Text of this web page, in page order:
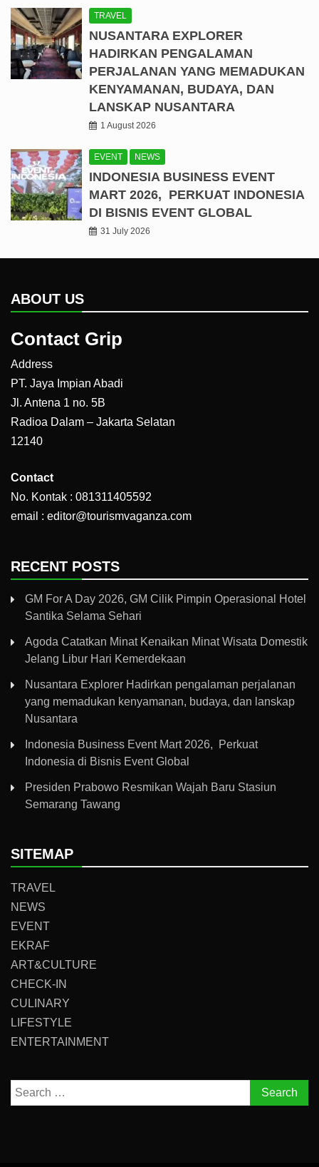
TRAVEL
NUSANTARA EXPLORER
HADIRKAN PENGALAMAN
PERJALANAN YANG MEMADUKAN
KENYAMANAN, BUDAYA, DAN
LANSKAP NUSANTARA
1 August 2026
EVENT NEWS
INDONESIA BUSINESS EVENT
MART 2026, PERKUAT INDONESIA
DI BISNIS EVENT GLOBAL
31 July 2026
ABOUT US
Contact Grip
Address
PT. Jaya Impian Abadi
Jl. Antena 1 no. 5B
Radioa Dalam – Jakarta Selatan
12140
Contact
No. Kontak : 081311405592
email : editor@tourismvaganza.com
RECENT POSTS
GM For A Day 2026, GM Cilik Pimpin Operasional Hotel
Santika Selama Sehari
Agoda Catatkan Minat Kenaikan Minat Wisata Domestik
Jelang Libur Hari Kemerdekaan
Nusantara Explorer Hadirkan pengalaman perjalanan
yang memadukan kenyamanan, budaya, dan lanskap
Nusantara
Indonesia Business Event Mart 2026, Perkuat
Indonesia di Bisnis Event Global
Presiden Prabowo Resmikan Wajah Baru Stasiun
Semarang Tawang
SITEMAP
TRAVEL
NEWS
EVENT
EKRAF
ART&CULTURE
CHECK-IN
CULINARY
LIFESTYLE
ENTERTAINMENT
Search
for: